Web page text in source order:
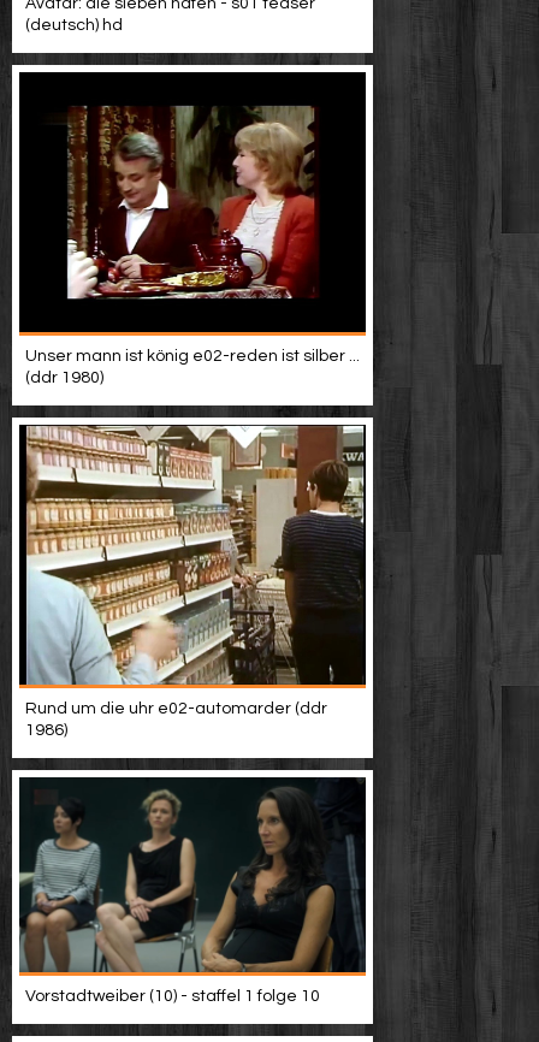
Avatar: die sieben häfen - s01 teaser
(deutsch) hd
Unser mann ist könig e02-reden ist silber ...
(ddr 1980)
Rund um die uhr e02-automarder (ddr
1986)
Vorstadtweiber (10) - staffel 1 folge 10